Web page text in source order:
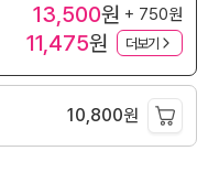
13,500원 + 750원
11,475원 더보기
10,800원